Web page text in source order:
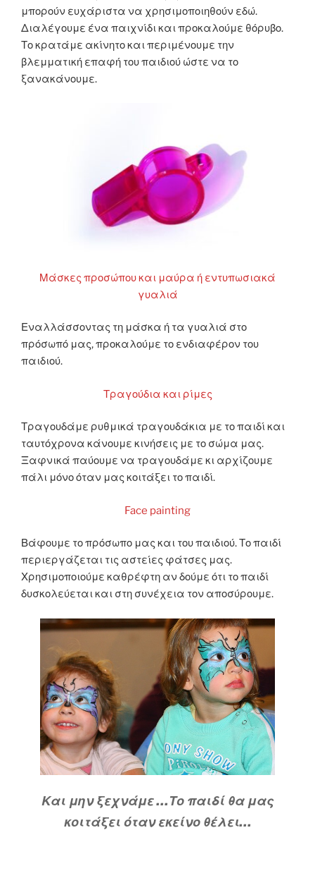
μπορούν ευχάριστα να χρησιμοποιηθούν εδώ.
Διαλέγουμε ένα παιχνίδι και προκαλούμε θόρυβο.
Το κρατάμε ακίνητο και περιμένουμε την
βλεμματική επαφή του παιδιού ώστε να το
ξανακάνουμε.
Μάσκες προσώπου και μαύρα ή εντυπωσιακά
γυαλιά
Εναλλάσσοντας τη μάσκα ή τα γυαλιά στο
πρόσωπό μας, προκαλούμε το ενδιαφέρον του
παιδιού.
Τραγούδια και ρίμες
Τραγουδάμε ρυθμικά τραγουδάκια με το παιδί και
ταυτόχρονα κάνουμε κινήσεις με το σώμα μας.
Ξαφνικά παύουμε να τραγουδάμε κι αρχίζουμε
πάλι μόνο όταν μας κοιτάξει το παιδί.
Face painting
Βάφουμε το πρόσωπο μας και του παιδιού. Το παιδί
περιεργάζεται τις αστείες φάτσες μας.
Χρησιμοποιούμε καθρέφτη αν δούμε ότι το παιδί
δυσκολεύεται και στη συνέχεια τον αποσύρουμε.
Και μην ξεχνάμε …Το παιδί θα μας
κοιτάξει όταν εκείνο θέλει…